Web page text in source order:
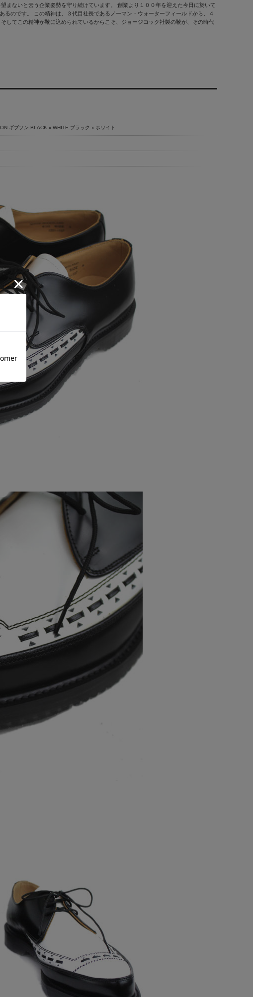
まないと云う企業姿勢を守り続けています。 創業より１００年を迎えた今日に於いて
のです。 この精神は、３代目社長であるノーマン・ウォーターフィールドから、４
してこの精神が靴に込められているからこそ、ジョージコック社製の靴が、その時代
ギブソン BLACK x WHITE ブラック x ホワイト